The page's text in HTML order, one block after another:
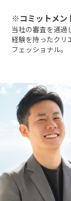
※コミットメン
当社の審査を通過
経験を持ったクリ
フェッショナル。